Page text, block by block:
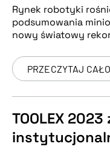
Rynek robotyki
podsumowania
nowy światowy
PRZECZYTAJ
TOOLEX